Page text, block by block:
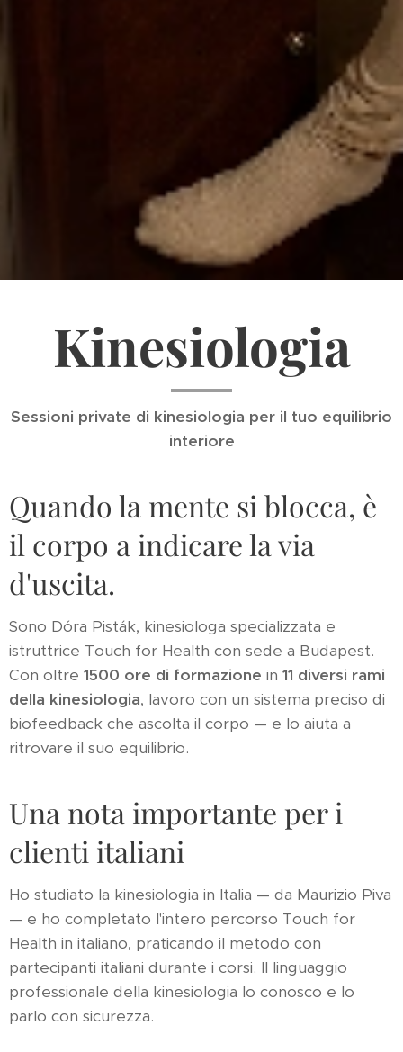
Kinesiologia
Sessioni private di kinesiologia per il tuo equilibrio
interiore
Quando la mente si blocca, è
il corpo a indicare la via
d'uscita.
Sono Dóra Pisták, kinesiologa specializzata e
istruttrice Touch for Health con sede a Budapest.
Con oltre 1500 ore di formazione in 11 diversi rami
della kinesiologia, lavoro con un sistema preciso di
biofeedback che ascolta il corpo — e lo aiuta a
ritrovare il suo equilibrio.
Una nota importante per i
clienti italiani
Ho studiato la kinesiologia in Italia — da Maurizio Piva
— e ho completato l'intero percorso Touch for
Health in italiano, praticando il metodo con
partecipanti italiani durante i corsi. Il linguaggio
professionale della kinesiologia lo conosco e lo
parlo con sicurezza.